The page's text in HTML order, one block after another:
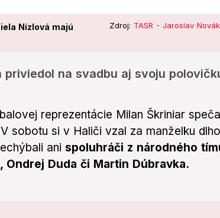
Nízlová majú
Zdroj: TASR - Jaroslav
na svadbu aj svoju
reprezentácie Milan Škriniar
sobotu si v Haliči vzal za manželku
ani spoluhráči z národného
Ondrej Duda či Martin Dúbravka.